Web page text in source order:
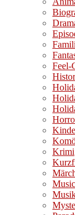
Feel-
Krimi